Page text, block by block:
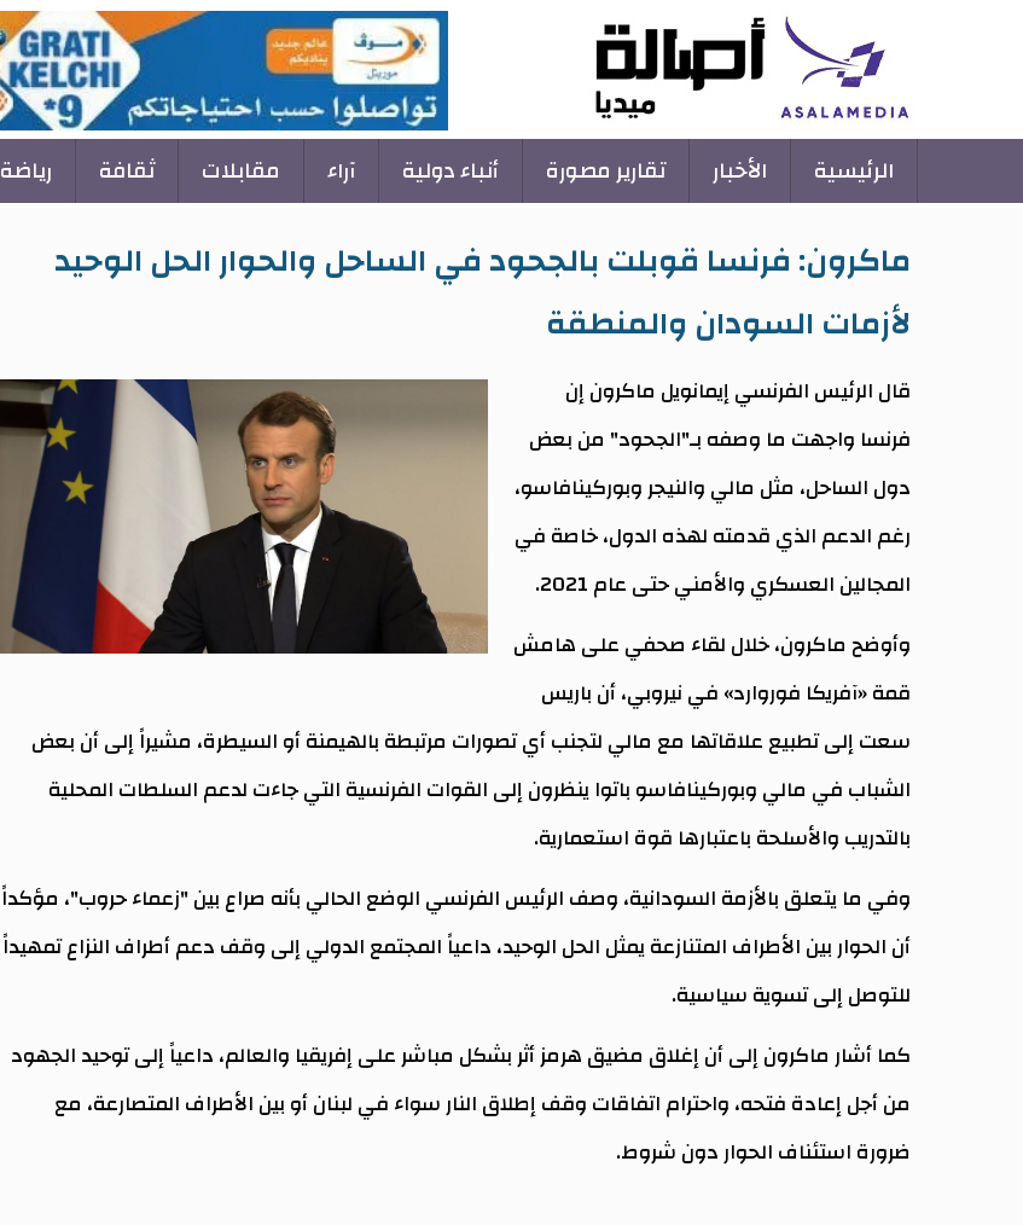
Main
navigation
الرئيسية الأخبار تقارير مصورة أنباء دولية آراء مقابلات ثقافة رياضة
ماكرون: فرنسا قوبلت بالجحود في الساحل والحوار الحل الوحيد
لأزمات السودان والمنطقة
قال الرئيس الفرنسي إيمانويل ماكرون إن
فرنسا واجهت ما وصفه بـ"الجحود" من بعض
دول الساحل، مثل مالي والنيجر وبوركينافاسو،
رغم الدعم الذي قدمته لهذه الدول، خاصة في
المجالين العسكري والأمني حتى عام 2021.
وأوضح ماكرون، خلال لقاء صحفي على هامش
قمة «آفريكا فوروارد» في نيروبي، أن باريس
سعت إلى تطبيع علاقاتها مع مالي لتجنب أي تصورات مرتبطة بالهيمنة أو السيطرة، مشيراً إلى أن بعض
الشباب في مالي وبوركينافاسو باتوا ينظرون إلى القوات الفرنسية التي جاءت لدعم السلطات المحلية
بالتدريب والأسلحة باعتبارها قوة استعمارية.
وفي ما يتعلق بالأزمة السودانية، وصف الرئيس الفرنسي الوضع الحالي بأنه صراع بين "زعماء حروب"، مؤكداً
أن الحوار بين الأطراف المتنازعة يمثل الحل الوحيد، داعياً المجتمع الدولي إلى وقف دعم أطراف النزاع تمهيداً
للتوصل إلى تسوية سياسية.
كما أشار ماكرون إلى أن إغلاق مضيق هرمز أثر بشكل مباشر على إفريقيا والعالم، داعياً إلى توحيد الجهود
من أجل إعادة فتحه، واحترام اتفاقات وقف إطلاق النار سواء في لبنان أو بين الأطراف المتصارعة، مع
ضرورة استئناف الحوار دون شروط.